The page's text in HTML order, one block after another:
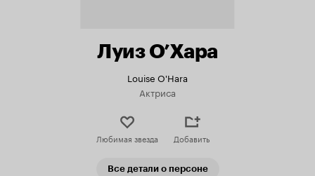
Луиз О’Хара
Louise O'Hara
Актриса
Любимая звезда Добавить
Все детали о персоне